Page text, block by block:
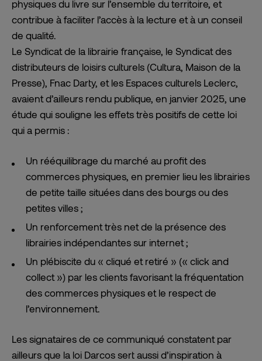
physiques du livre sur l’ensemble du territoire, et
contribue à faciliter l’accès à la lecture et à un conseil
de qualité.
Le Syndicat de la librairie française, le Syndicat des
distributeurs de loisirs culturels (Cultura, Maison de la
Presse), Fnac Darty, et les Espaces culturels Leclerc,
avaient d’ailleurs rendu publique, en janvier 2025, une
étude qui souligne les effets très positifs de cette loi
qui a permis :
Un rééquilibrage du marché au profit des
commerces physiques, en premier lieu les librairies
de petite taille situées dans des bourgs ou des
petites villes ;
Un renforcement très net de la présence des
librairies indépendantes sur internet ;
Un plébiscite du « cliqué et retiré » (« click and
collect ») par les clients favorisant la fréquentation
des commerces physiques et le respect de
l’environnement.
Les signataires de ce communiqué constatent par
ailleurs que la loi Darcos sert aussi d’inspiration à